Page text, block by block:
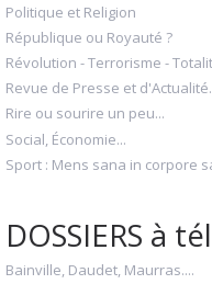
Politique et Religion
République ou Royauté ?
Révolution - Terrorisme -
Revue de Presse et
Rire ou sourire un peu...
Social, Économie...
Sport : Mens sana in corpore
DOSSIERS à
Bainville, Daudet, Maurras....